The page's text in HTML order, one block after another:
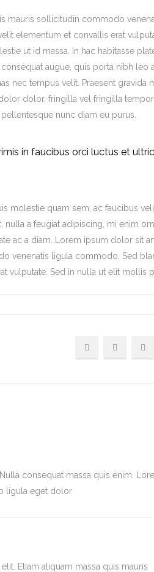
mauris sollicitudin commodo
elementum et convallis erat
ut id massa. In hac habitasse
augue, quis porta nibh leo
nec tempus velit. Praesent gravida
dolor, fringilla vel fringilla
nunc diam eu purus.
in faucibus orci luctus et
molestie quam sem, ac faucibus
a feugiat adipiscing, mi enim
ac a diam. Lorem ipsum dolor sit
venenatis ligula commodo. Sed
vulputate. Sed in nulla ut elit mollis
consequat massa quis enim.
ligula eget dolor
Etiam aliquam massa quis mauris